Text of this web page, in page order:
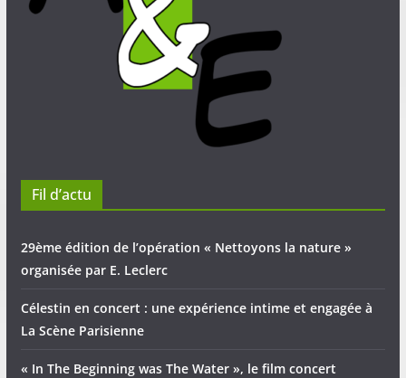
Fil d’actu
29ème édition de l’opération « Nettoyons la nature »
organisée par E. Leclerc
Célestin en concert : une expérience intime et engagée à
La Scène Parisienne
« In The Beginning was The Water », le film concert